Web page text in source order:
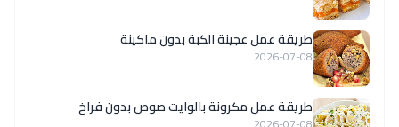
طريقة عمل عجينة الكبة بدون ماكينة
2026-07-08
طريقة عمل مكرونة بالوايت صوص بدون فراخ